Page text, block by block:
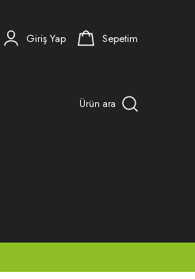
Giriş Yap Sepetim
Ürün ara